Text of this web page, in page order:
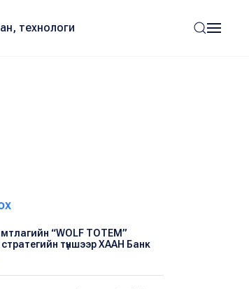
технологи
“WOLF TOTEM”
түншээр ХААН Банк